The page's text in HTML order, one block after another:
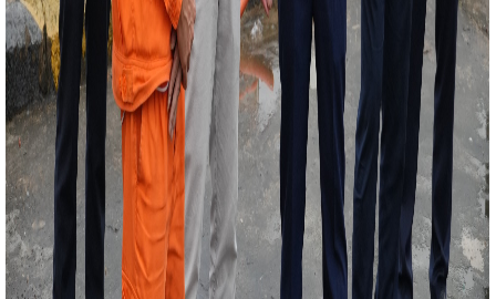
công thương trình kỳ họp HĐND tỉnh
Những
2024 và giải pháp triển khai nhiệm vụ năm 2025
động vốn đa cấp trên không gian mạng
Sơ đồ tham
80 năm
CĐN Công Thương nắm tình hình sản
sau Tết Nguyên đán Quý Mão 2023
Chủ tịch
hóa khát vọng độc lập, tự do
SỞ CÔNG THƯƠNG
TRIỂN CÔNG NGHIỆP HỖ TRỢ, CHẾ BIẾN CHẾ TẠO TỈNH
NĂM TIẾP THEO
Sở Công Thương tổ chức Chào
năm 2025
Hà Tĩnh dừng tổ chức chương trình nghệ
Cảnh báo mưa lớn do áp thấp nhiệt đới
GIẢI PHÁP
HỖ TRỢ TRÊN ĐỊA BÀN TỈNH HÀ TĨNH
Giá
Công Thương Hà Tĩnh tăng trưởng tích cực trong quý
bày gần 50 sản phẩm tiêu biểu và triển lãm ảnh tại
thi trực tuyến tìm hiểu về cuộc vận động “Người Việt
tại Hà Tĩnh đã trao 21 giải cho các tập thể, cá nhân có